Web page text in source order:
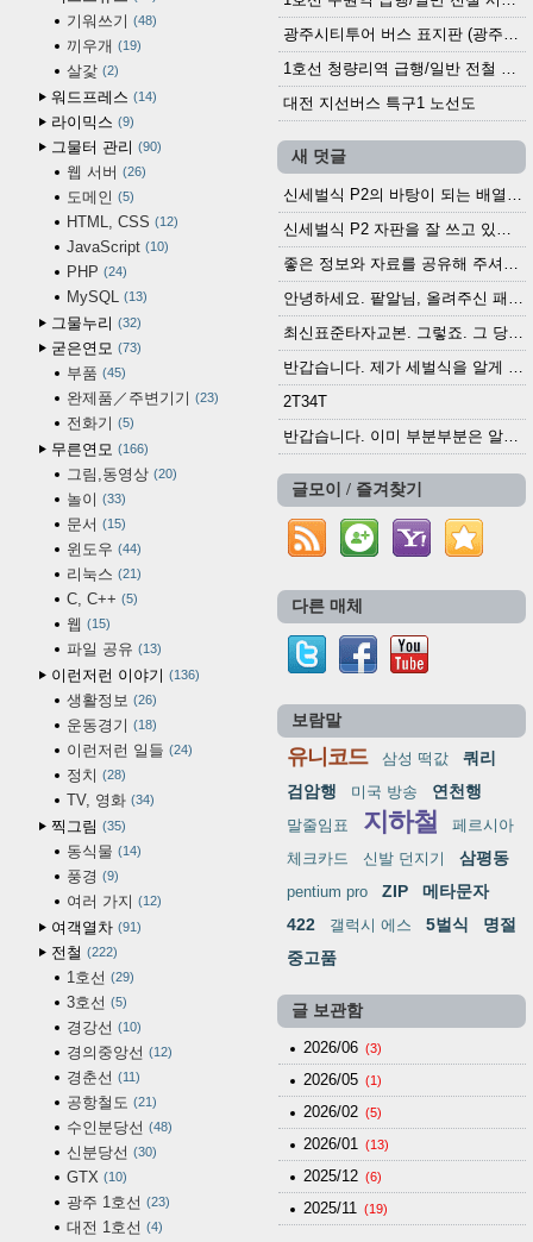
기워쓰기 48
끼우개 19
살갗 2
워드프레스 14
라이믹스 9
그물터 관리 90
웹 서버 26
도메인 5
HTML, CSS 12
JavaScript 10
PHP 24
MySQL 13
그물누리 32
굳은연모 73
부품 45
완제품／주변기기 23
전화기 5
무른연모 166
그림,동영상 20
놀이 33
문서 15
윈도우 44
리눅스 21
C, C++ 5
웹 15
파일 공유 13
이런저런 이야기 136
생활정보 26
운동경기 18
이런저런 일들 24
정치 28
TV, 영화 34
찍그림 35
동식물 14
풍경 9
여러 가지 12
여객열차 91
전철 222
1호선 29
3호선 5
경강선 10
경의중앙선 12
경춘선 11
공항철도 21
수인분당선 48
신분당선 30
GTX 10
광주 1호선 23
대전 1호선 4
광주시티투어 버스 표지판 (광주역 정류장) (2024?)
1호선 청량리역 급행/일반 전철 시간표 · 노선도 (2025.12.30~)
대전 지선버스 특구1 노선도
새 덧글
신세벌식 P2의 바탕이 되는 배열이나 주요 기능...
신세벌식 P2 자판을 잘 쓰고 있습니다. 쓰기 편리...
좋은 정보와 자료를 공유해 주셔서 고맙습니다....
안녕하세요. 팥알님, 올려주신 패치 여러모로 감사...
최신표준타자교본. 그렇죠. 그 당시에 최신 표준...
반갑습니다. 제가 세벌식을 알게 되어 세벌식 써...
2T34T
반갑습니다. 이미 부분부분은 알려진 정보들이...
글모이 / 즐겨찾기
다른 매체
보람말
유니코드 삼성 떡값
쿼리
검암행
미국 방송 연천행
말줄임표 지하철
페르시아
체크카드
신발 던지기 삼평동
pentium pro ZIP
메타문자
422
갤럭시 에스 5벌식
명절
중고품
글 보관함
2026/06 (3)
2026/05 (1)
2026/02 (5)
2026/01 (13)
2025/12 (6)
2025/11 (19)